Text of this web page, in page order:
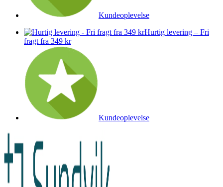
Kundeoplevelse
Hurtig levering – Fri
fragt fra 349 kr
Kundeoplevelse